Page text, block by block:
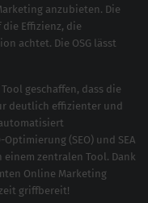
anzubieten. Die
Effizienz, die
achtet. Die OSG lässt
geschaffen, dass die
deutlich effizienter und
Optimierung (SEO) und SEA
zentralen Tool. Dank
Online Marketing
griffbereit!